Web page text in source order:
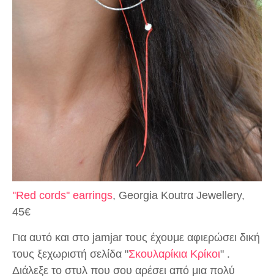
''Red cords'' earrings, Georgia Koutrα Jewellery,
45€
Για αυτό και στο jamjar τους έχουμε αφιερώσει δική
τους ξεχωριστή σελίδα "Σκουλαρίκια Κρίκοι" .
Διάλεξε το στυλ που σου αρέσει από μια πολύ